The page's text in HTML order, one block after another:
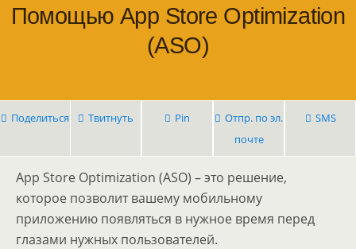
Помощью App Store Optimization
(ASO)
Поделиться Твитнуть Pin
Отпр. по эл.
почте
SMS
App Store Optimization (ASO) – это решение,
которое позволит вашему мобильному
приложению появляться в нужное время перед
глазами нужных пользователей.